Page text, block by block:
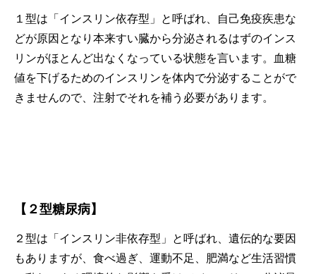
１型は「インスリン依存型」と呼ばれ、自己免疫疾患な
どが原因となり本来すい臓から分泌されるはずのインス
リンがほとんど出なくなっている状態を言います。血糖
値を下げるためのインスリンを体内で分泌することがで
きませんので、注射でそれを補う必要があります。
【２型糖尿病】
２型は「インスリン非依存型」と呼ばれ、遺伝的な要因
もありますが、食べ過ぎ、運動不足、肥満など生活習慣